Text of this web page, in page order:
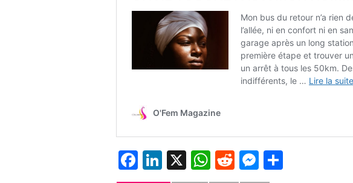
Facebook
LinkedIn
X WhatsApp
RedditMessenger